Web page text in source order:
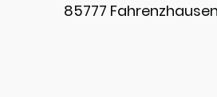
85777 Fahrenzhausen